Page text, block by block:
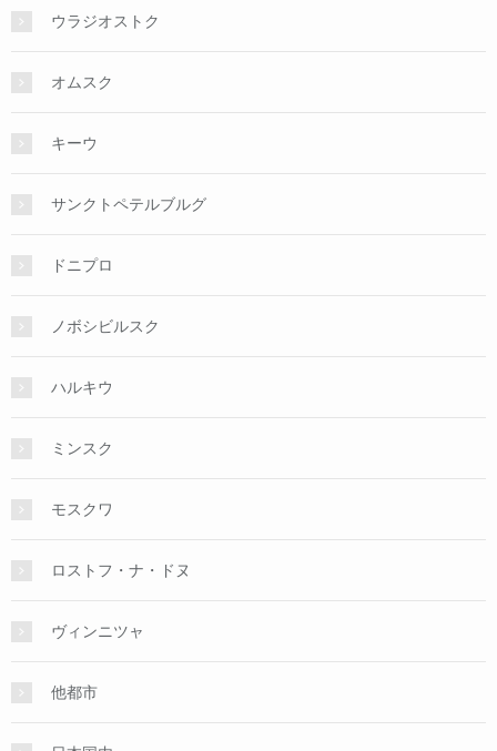
ウラジオストク
オムスク
キーウ
サンクトペテルブルグ
ドニプロ
ノボシビルスク
ハルキウ
ミンスク
モスクワ
ロストフ・ナ・ドヌ
ヴィンニツャ
他都市